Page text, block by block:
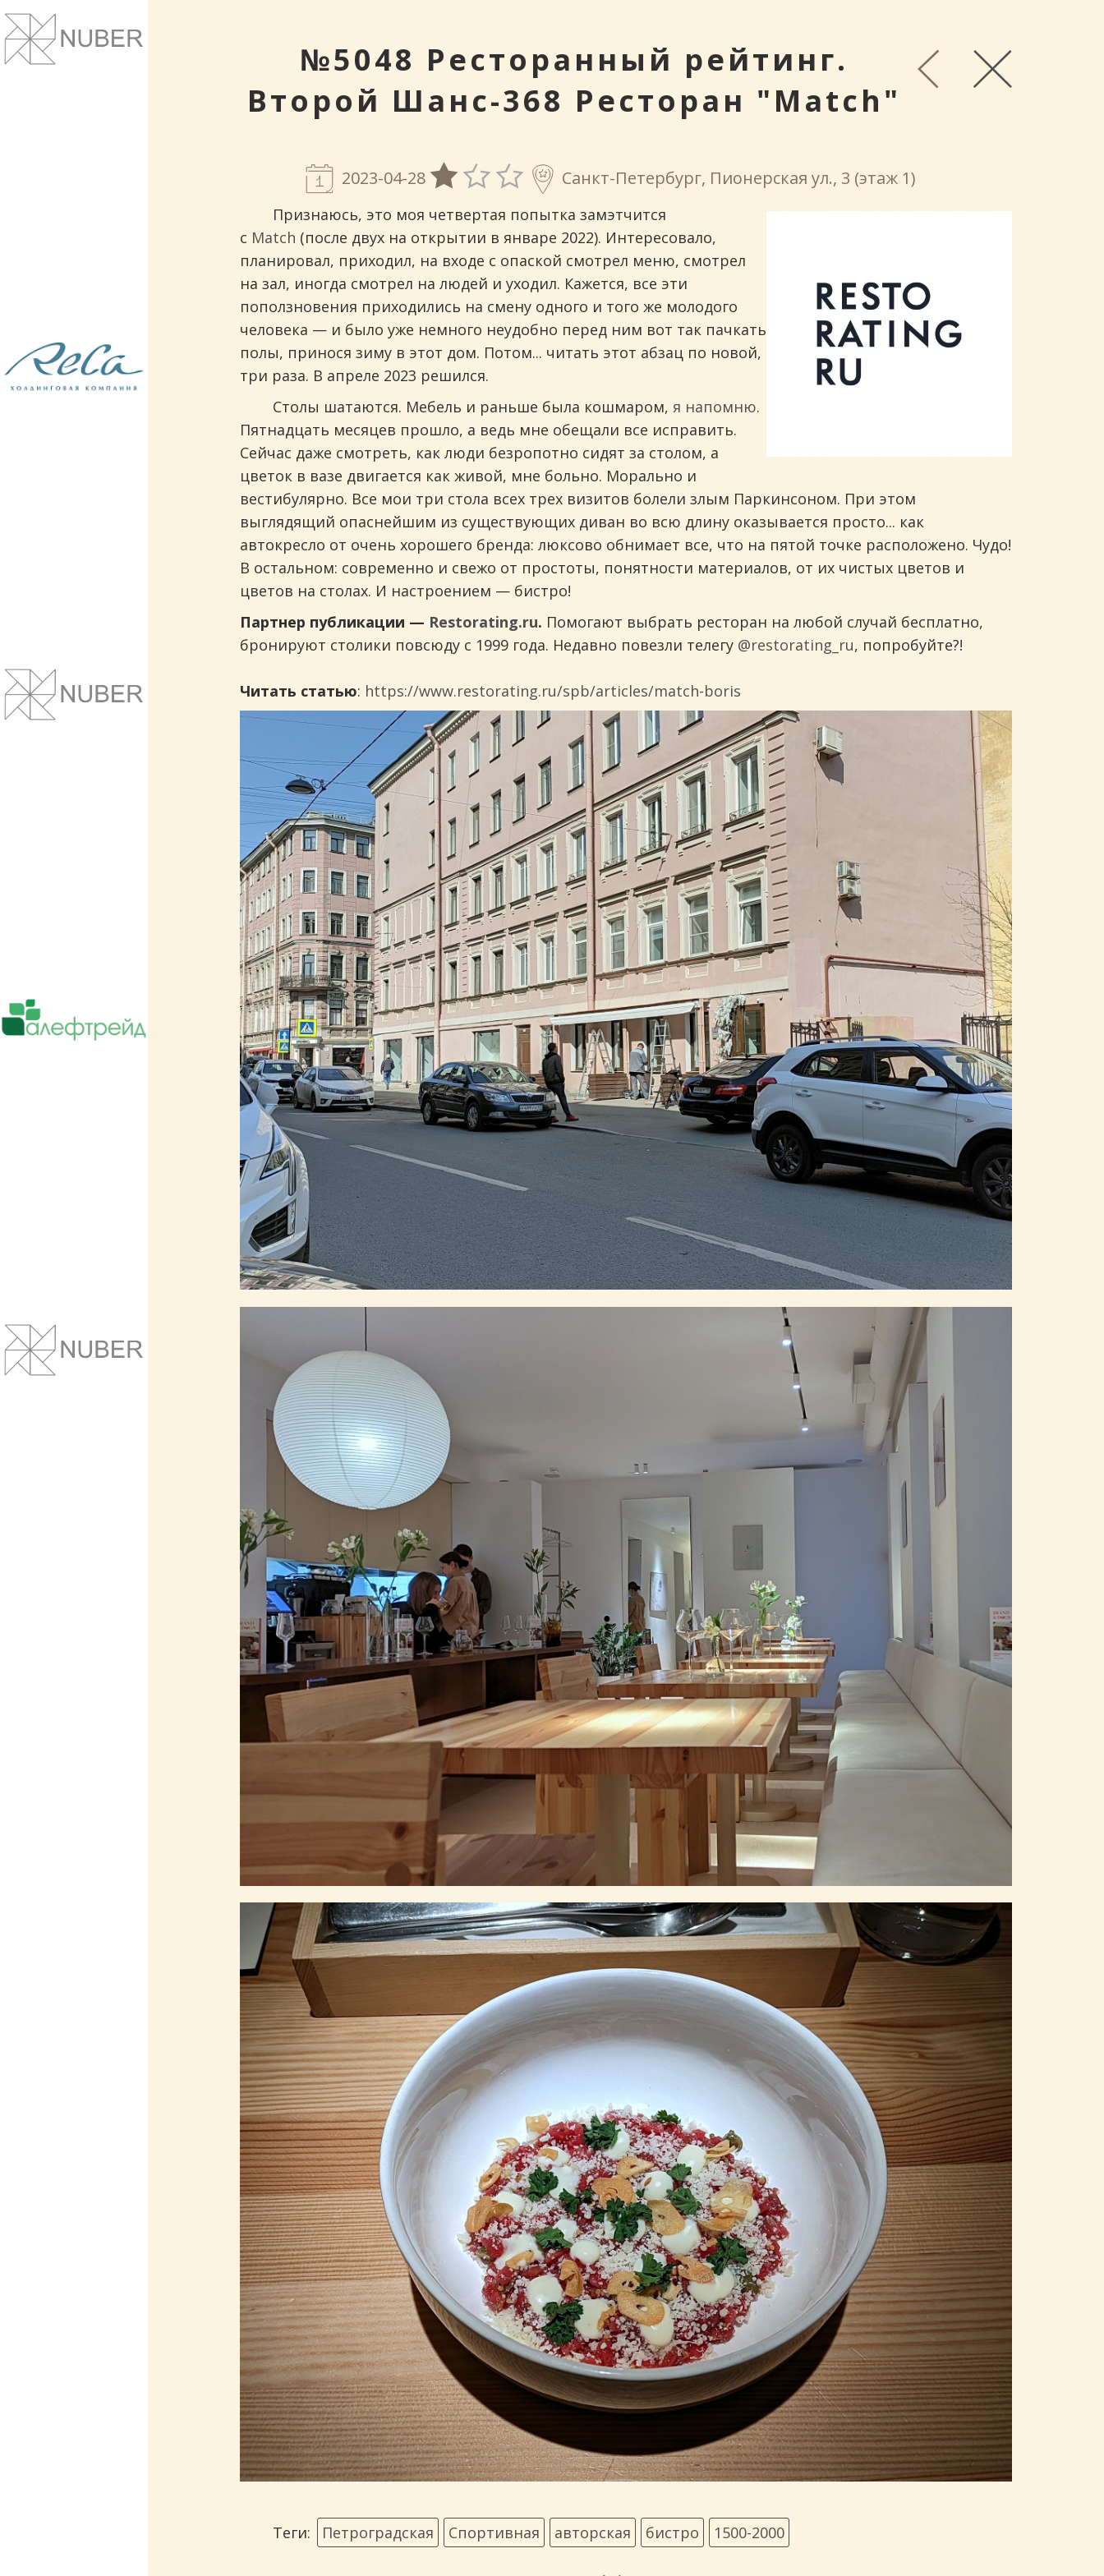
Рестораны и кафе. Проектирование и
Поставки чая, кофе, оборудования.
Сотрудничает более чем с 5000 ресторанов.
№5048 Ресторанный рейтинг.
Второй Шанс-368 Ресторан "Match"
2023-04-28 Санкт-Петербург, Пионерская ул., 3 (этаж 1)
Признаюсь, это моя четвертая попытка замэтчится
с Match (после двух на открытии в январе 2022). Интересовало,
планировал, приходил, на входе с опаской смотрел меню, смотрел
на зал, иногда смотрел на людей и уходил. Кажется, все эти
поползновения приходились на смену одного и того же молодого
человека — и было уже немного неудобно перед ним вот так пачкать
полы, принося зиму в этот дом. Потом... читать этот абзац по новой,
три раза. В апреле 2023 решился.
Столы шатаются. Мебель и раньше была кошмаром, я напомню.
Пятнадцать месяцев прошло, а ведь мне обещали все исправить.
Сейчас даже смотреть, как люди безропотно сидят за столом, а
цветок в вазе двигается как живой, мне больно. Морально и
вестибулярно. Все мои три стола всех трех визитов болели злым Паркинсоном. При этом
выглядящий опаснейшим из существующих диван во всю длину оказывается просто... как
автокресло от очень хорошего бренда: люксово обнимает все, что на пятой точке расположено. Чудо!
В остальном: современно и свежо от простоты, понятности материалов, от их чистых цветов и
цветов на столах. И настроением — бистро!
Партнер публикации — Restorating.ru. Помогают выбрать ресторан на любой случай бесплатно,
бронируют столики повсюду с 1999 года. Недавно повезли телегу @restorating_ru, попробуйте?!
Читать статью: https://www.restorating.ru/spb/articles/match-boris
Теги: Петроградская Спортивная авторская бистро 1500-2000